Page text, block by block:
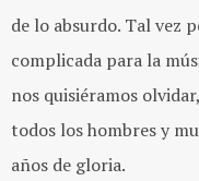
de lo absurdo. Tal vez
complicada para la
nos quisiéramos
todos los hombres y
años de gloria.